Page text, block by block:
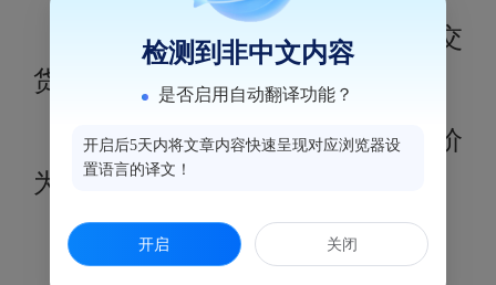
三、交货期限：中标后 10日内交
货
四、预算金额：招标最高控制价
为
55000元。
五、报价需要提交的材料：
检测到非中文内容
是否启用自动翻译功能？
开启后5天内将文章内容快速呈现对应浏览器设
置语言的译文！
开启 关闭